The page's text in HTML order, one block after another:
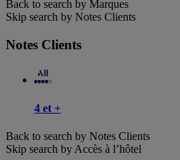
Back to search by Marques
Skip search by Notes Clients
Notes Clients
4 et +
Back to search by Notes Clients
Skip search by Accès à l’hôtel